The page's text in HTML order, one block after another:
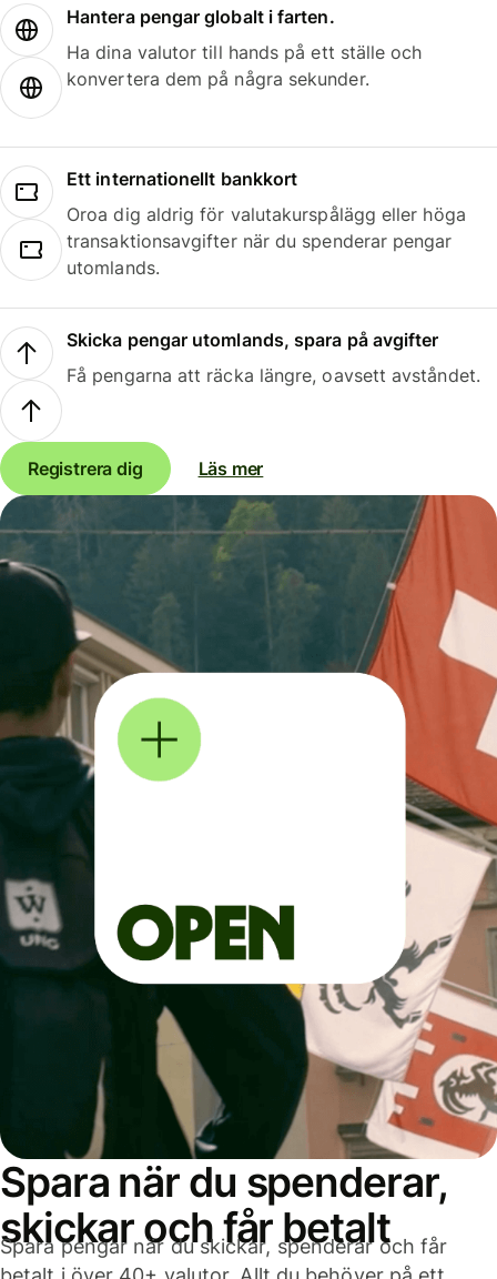
Hantera pengar globalt i farten.
Ha dina valutor till hands på ett ställe och
konvertera dem på några sekunder.
Ett internationellt bankkort
Oroa dig aldrig för valutakurspålägg eller höga
transaktionsavgifter när du spenderar pengar
utomlands.
Skicka pengar utomlands, spara på avgifter
Få pengarna att räcka längre, oavsett avståndet.
Registrera dig Läs mer
Spara när du spenderar,
skickar och får betalt
Spara pengar när du skickar, spenderar och får